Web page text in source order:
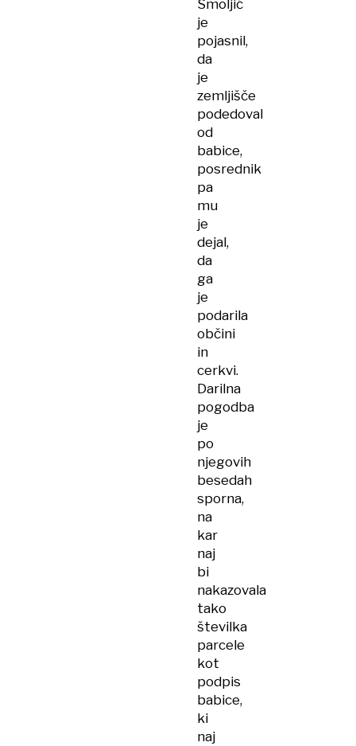
Smoljić
je
pojasnil,
da
je
zemljišče
podedoval
od
babice,
posrednik
pa
mu
je
dejal,
da
ga
je
podarila
občini
in
cerkvi.
Darilna
pogodba
je
po
njegovih
besedah
sporna,
na
kar
naj
bi
nakazovala
tako
številka
parcele
kot
podpis
babice,
ki
naj